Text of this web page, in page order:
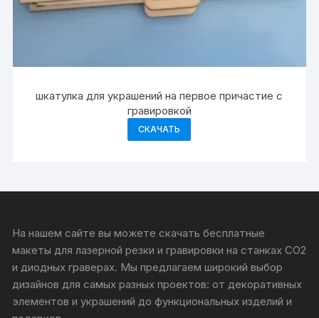
шкатулка для украшений на первое причастие с
гравировкой
СКАЧАТЬ
На нашем сайте вы можете скачать бесплатные
макеты для лазерной резки и гравировки на станках CO2
и диодных граверах. Мы предлагаем широкий выбор
дизайнов для самых разных проектов: от декоративных
элементов и украшений до функциональных изделий и